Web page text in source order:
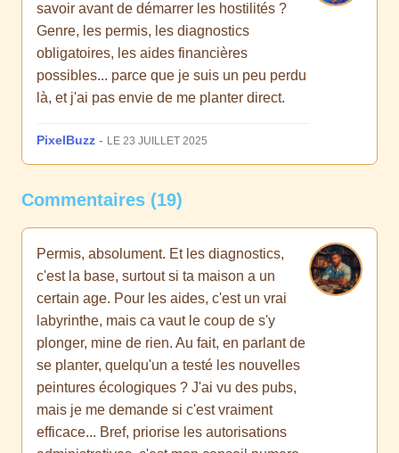
savoir avant de démarrer les hostilités ?
Genre, les permis, les diagnostics
obligatoires, les aides financières
possibles... parce que je suis un peu perdu
là, et j'ai pas envie de me planter direct.
PixelBuzz - LE 23 JUILLET 2025
Commentaires (19)
Permis, absolument. Et les diagnostics,
c'est la base, surtout si ta maison a un
certain age. Pour les aides, c'est un vrai
labyrinthe, mais ca vaut le coup de s'y
plonger, mine de rien. Au fait, en parlant de
se planter, quelqu'un a testé les nouvelles
peintures écologiques ? J'ai vu des pubs,
mais je me demande si c'est vraiment
efficace... Bref, priorise les autorisations